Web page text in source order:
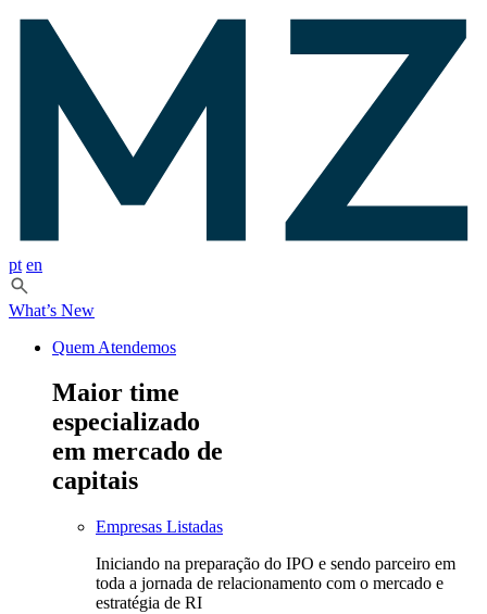
pt en
What’s New
Quem Atendemos
Maior time
especializado
em mercado de
capitais
Empresas Listadas
Iniciando na preparação do IPO e sendo parceiro em
toda a jornada de relacionamento com o mercado e
estratégia de RI